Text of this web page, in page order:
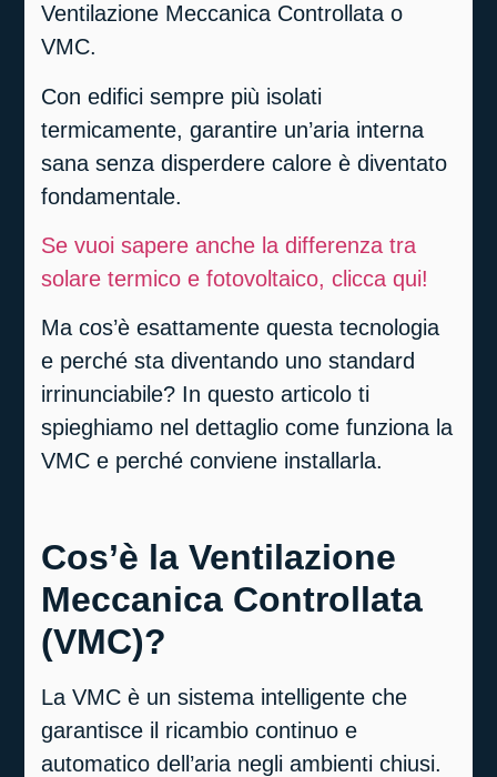
Ventilazione Meccanica Controllata o
VMC.
Con edifici sempre più isolati
termicamente, garantire un’aria interna
sana senza disperdere calore è diventato
fondamentale.
Se vuoi sapere anche la differenza tra
solare termico e fotovoltaico, clicca qui!
Ma cos’è esattamente questa tecnologia
e perché sta diventando uno standard
irrinunciabile? In questo articolo ti
spieghiamo nel dettagliocome funziona la
VMC e perché conviene installarla.
Cos’è la Ventilazione
Meccanica Controllata
(VMC)?
LaVMC è un sistema intelligente che
garantisce il ricambio continuo e
automatico dell’aria negli ambienti chiusi.